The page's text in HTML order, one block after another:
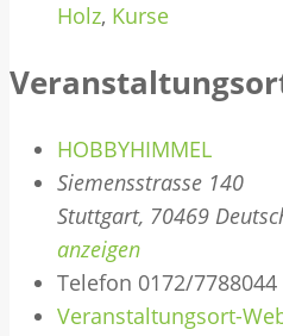
Holz, Kurse
HOBBYHIMMEL
Siemensstrasse 140
Stuttgart, 70469
anzeigen
Telefon 0172/7788044
Veranstaltungsort-